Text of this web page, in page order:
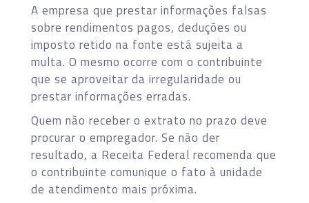
A empresa que prestar informações falsas
sobre rendimentos pagos, deduções ou
imposto retido na fonte está sujeita a
multa. O mesmo ocorre com o contribuinte
que se aproveitar da irregularidade ou
prestar informações erradas.
Quem não receber o extrato no prazo deve
procurar o empregador. Se não der
resultado, a Receita Federal recomenda que
o contribuinte comunique o fato à unidade
de atendimento mais próxima.